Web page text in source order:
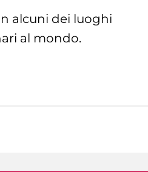
alcuni dei luoghi
al mondo.